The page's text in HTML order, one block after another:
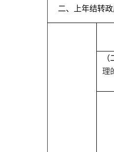
二、上年结转
理